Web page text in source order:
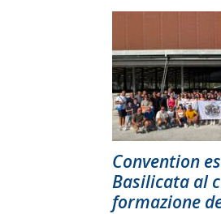
Convention
Basilicata al
formazione